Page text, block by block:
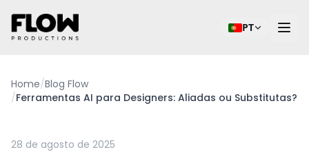
PT
Home/Blog Flow
/Ferramentas AI para Designers: Aliadas ou Substitutas?
28 de agosto de 2025